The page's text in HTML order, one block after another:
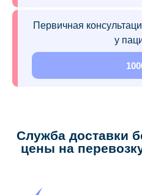
Первичная
у
Служба доставки
цены на